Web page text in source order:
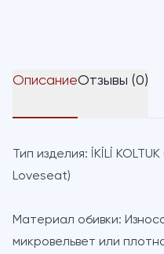
ОписаниеОтзывы (0)
Тип изделия: İKİLİ
Loveseat)
Материал обивки:
микровельвет или